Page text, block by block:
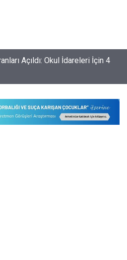
Güvenlik Görevlilerinin
Olmazsa Olmaz Şart Belli Oldu!